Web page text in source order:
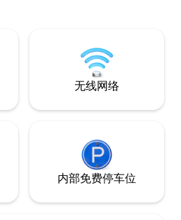
无线网络
内部免费停车位